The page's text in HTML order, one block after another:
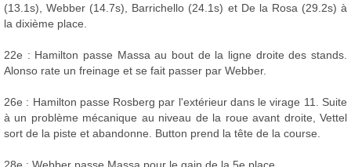
(13.1s), Webber (14.7s), Barrichello (24.1s) et De la Rosa (29.2s) à
la dixième place.
22e : Hamilton passe Massa au bout de la ligne droite des stands.
Alonso rate un freinage et se fait passer par Webber.
26e : Hamilton passe Rosberg par l'extérieur dans le virage 11. Suite
à un problème mécanique au niveau de la roue avant droite, Vettel
sort de la piste et abandonne. Button prend la tête de la course.